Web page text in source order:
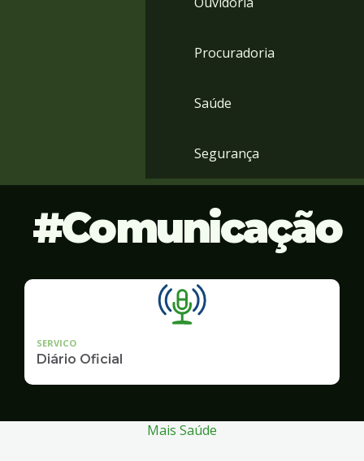
Procuradoria
Saúde
Segurança
Comunicação
SERVICO
Diário Oficial
Mais Saúde